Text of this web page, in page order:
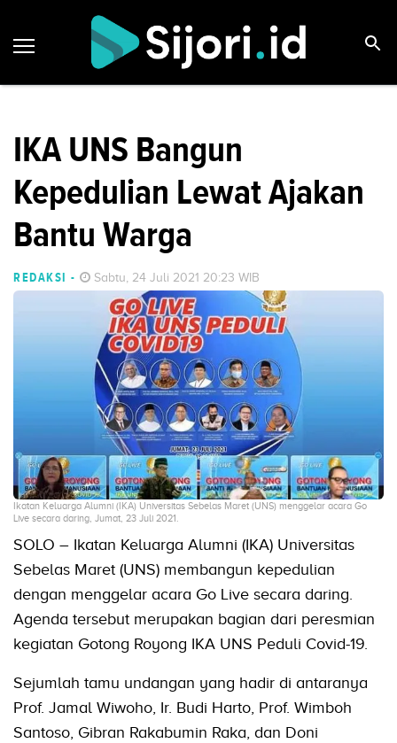
IKA UNS Bangun
Kepedulian Lewat Ajakan
Bantu Warga
REDAKSI - Sabtu, 24 Juli 2021 20:23 WIB
Ikatan Keluarga Alumni (IKA) Universitas Sebelas Maret (UNS) menggelar acara Go
Live secara daring, Jumat, 23 Juli 2021.
SOLO – Ikatan Keluarga Alumni (IKA) Universitas
Sebelas Maret (UNS) membangun kepedulian
dengan menggelar acara Go Live secara daring.
Agenda tersebut merupakan bagian dari peresmian
kegiatan Gotong Royong IKA UNS Peduli Covid-19.
Sejumlah tamu undangan yang hadir di antaranya
Prof. Jamal Wiwoho, Ir. Budi Harto, Prof. Wimboh
Santoso, Gibran Rakabumin Raka, dan Doni